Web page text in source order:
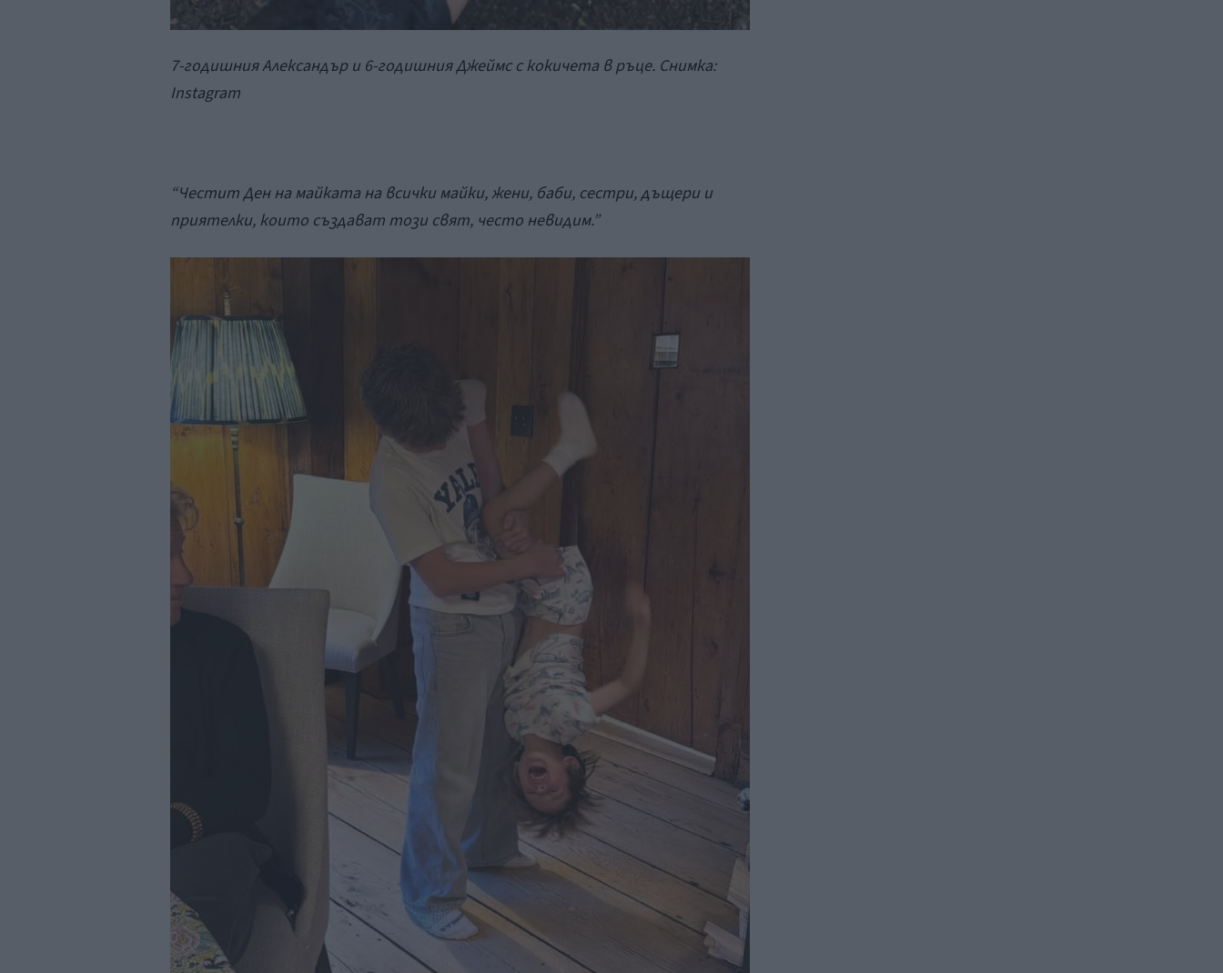
7-годишния Александър и 6-годишния Джеймс с кокичета в ръце. Снимка:
Instagram
“Честит Ден на майката на всички майки, жени, баби, сестри, дъщери и
приятелки, които създават този свят, често невидим.”